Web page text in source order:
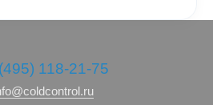
118-21-75